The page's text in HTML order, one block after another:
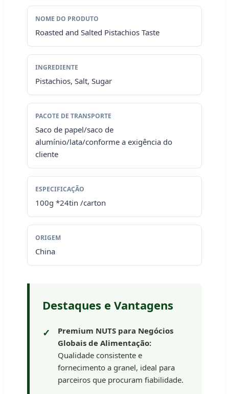
NOME DO PRODUTO
Roasted and Salted Pistachios Taste
INGREDIENTE
Pistachios, Salt, Sugar
PACOTE DE TRANSPORTE
Saco de papel/saco de
alumínio/lata/conforme a exigência do
cliente
ESPECIFICAÇÃO
100g *24tin /carton
ORIGEM
China
Destaques e Vantagens
Premium NUTS para Negócios
Globais de Alimentação:
Qualidade consistente e
fornecimento a granel, ideal para
parceiros que procuram fiabilidade.